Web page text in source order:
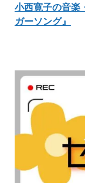
小西寛子の音楽
ガーソング』